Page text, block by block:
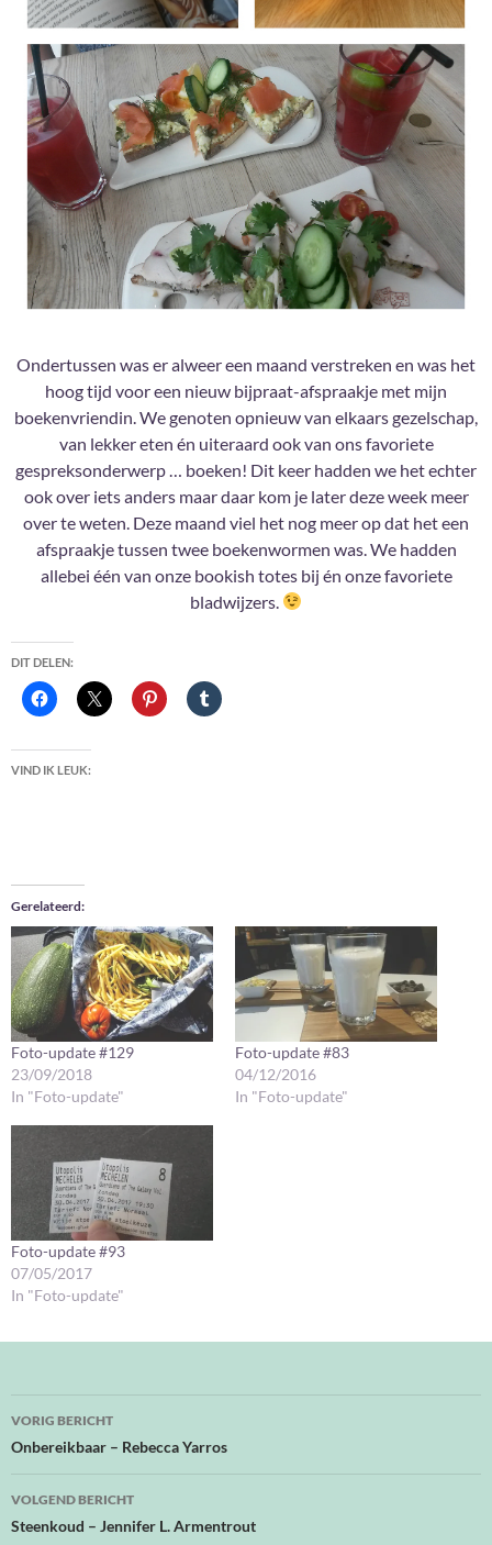
Ondertussen was er alweer een maand verstreken en was het
hoog tijd voor een nieuw bijpraat-afspraakje met mijn
boekenvriendin. We genoten opnieuw van elkaars gezelschap,
van lekker eten én uiteraard ook van ons favoriete
gespreksonderwerp … boeken! Dit keer hadden we het echter
ook over iets anders maar daar kom je later deze week meer
over te weten. Deze maand viel het nog meer op dat het een
afspraakje tussen twee boekenwormen was. We hadden
allebei één van onze bookish totes bij én onze favoriete
bladwijzers.
DIT DELEN:
VIND IK LEUK:
Gerelateerd
Foto-update #129
23/09/2018
In "Foto-update"
Foto-update #83
04/12/2016
In "Foto-update"
Foto-update #93
07/05/2017
In "Foto-update"
Bericht
navigatie
VORIG BERICHT
Onbereikbaar – Rebecca Yarros
VOLGEND BERICHT
Steenkoud – Jennifer L. Armentrout